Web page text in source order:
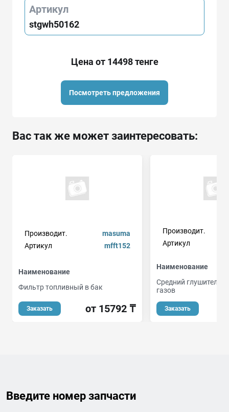
Артикул
stgwh50162
Цена от 14498 тенге
Посмотреть предложения
Вас так же может заинтересовать:
Производит.
masuma
Артикул
mfft152
Наименование
Фильтр топливный в бак
Заказать от 15792 ₸
Производит.
Артикул
Наименование
Средний глушитель
газов
Заказать
Введите номер запчасти